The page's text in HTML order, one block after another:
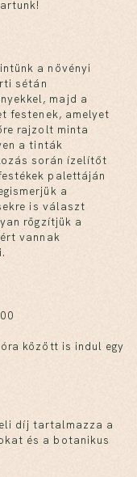
a növényi
sétán
majd a
festenek, amelyet
rajzolt minta
a tinták
során ízelítőt
palettáján
a
is választ
rögzítjük a
vannak
között is indul egy
díj tartalmazza a
és a botanikus